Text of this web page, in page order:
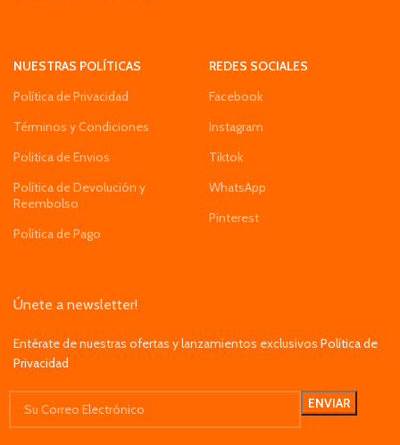
NUESTRAS POLÍTICAS
Política de Privacidad
Términos y Condiciones
Politica de Envios
Política de Devolución y
Reembolso
Política de Pago
REDES SOCIALES
Facebook
Instagram
Tiktok
WhatsApp
Pinterest
Únete a newsletter!
Entérate de nuestras ofertas y lanzamientos exclusivos Política de
Privacidad